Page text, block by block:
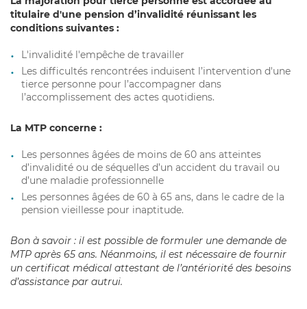
titulaire d'une pension d’invalidité réunissant les
conditions suivantes :
L'invalidité l'empêche de travailler
Les difficultés rencontrées induisent l’intervention d'une
tierce personne pour l’accompagner dans
l’accomplissement des actes quotidiens.
La MTP concerne :
Les personnes âgées de moins de 60 ans atteintes
d’invalidité ou de séquelles d’un accident du travail ou
d’une maladie professionnelle
Les personnes âgées de 60 à 65 ans, dans le cadre de la
pension vieillesse pour inaptitude.
Bon à savoir : il est possible de formuler une demande de
MTP après 65 ans. Néanmoins, il est nécessaire de fournir
un certificat médical attestant de l’antériorité des besoins
d’assistance par autrui.